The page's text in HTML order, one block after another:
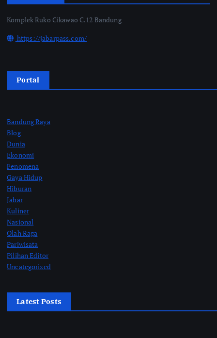
Komplek Ruko Cikawao C.12 Bandung
https://jabarpass.com/
Portal
Bandung Raya
Blog
Dunia
Ekonomi
Fenomena
Gaya Hidup
Hiburan
Jabar
Kuliner
Nasional
Olah Raga
Pariwisata
Pilihan Editor
Uncategorized
Latest Posts